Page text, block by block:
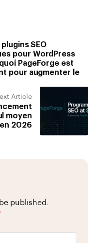
SEO
pour WordPress
PageForge est
pour augmenter le
Article
moyen
2026
published.